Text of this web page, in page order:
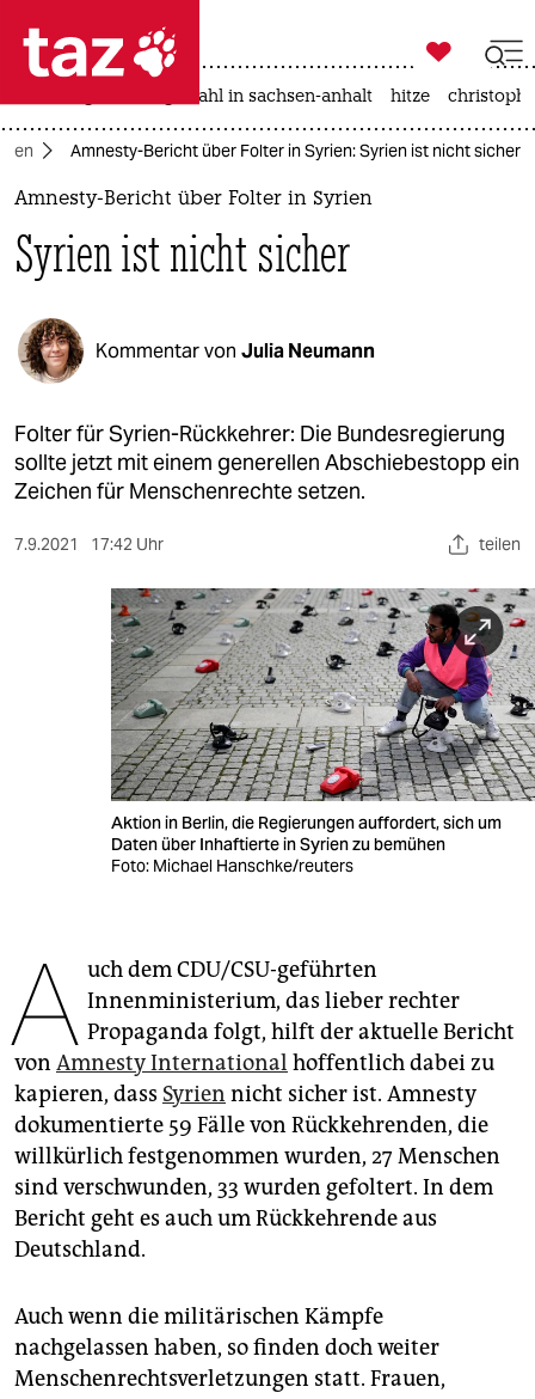
 taz zahl ich
taz zahl ich
themen
politik
öko
gesellschaft
kultur
sport
berlin
wahrheit
veranstaltungen
abo
genossenschaft
epaper login

taz zahl ich
landtagswahl in sachsen-anhalt hitze
Amnesty-Bericht über Folter in Syrien: Syrien ist nicht sicher
Amnesty-Bericht über Folter in Syrien
Syrien ist nicht sicher
Kommentar von Julia Neumann
Folter für Syrien-Rückkehrer: Die Bundesregierung
sollte jetzt mit einem generellen Abschiebestopp ein
Zeichen für Menschenrechte setzen.
7.9.2021 17:42 Uhr teilen
Aktion in Berlin, die Regierungen auffordert, sich um
Daten über Inhaftierte in Syrien zu bemühen
Foto: Michael Hanschke/reuters
A uch dem CDU/CSU-geführten
Innenministerium, das lieber rechter
Propaganda folgt, hilft der aktuelle Bericht
von Amnesty International hoffentlich dabei zu
kapieren, dass Syrien nicht sicher ist. Amnesty
dokumentierte 59 Fälle von Rückkehrenden, die
willkürlich festgenommen wurden, 27 Menschen
sind verschwunden, 33 wurden gefoltert. In dem
Bericht geht es auch um Rückkehrende aus
Deutschland.
Auch wenn die militärischen Kämpfe
nachgelassen haben, so finden doch weiter
Menschenrechtsverletzungen statt. Frauen,